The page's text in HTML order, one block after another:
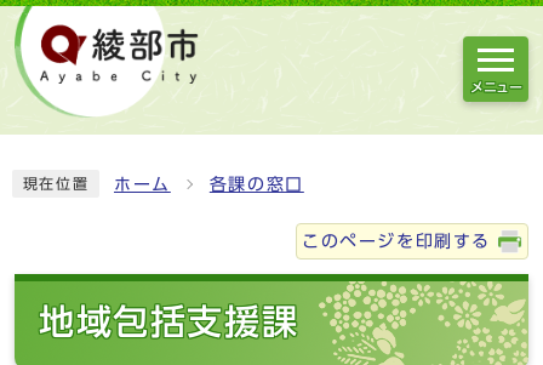
メニュー
現在位置 ホーム 各課の窓口
このページを印刷する
地域包括支援課